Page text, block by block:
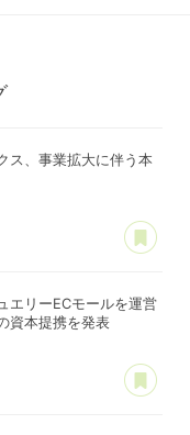
ス、事業拡大に伴う本
エリーECモールを運営
資本提携を発表